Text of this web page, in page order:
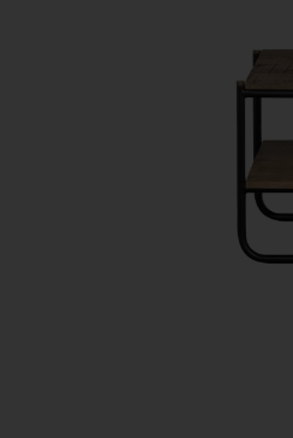
Offerte aanvragen
Offerte aanvragen